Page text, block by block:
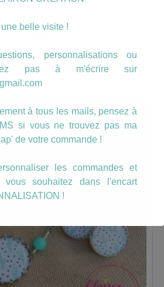
Ananas Noir et Or
AU PANIER
belle visite !
personnalisations ou
pas à m'écrire sur
à tous les mails, pensez à
si vous ne trouvez pas ma
de votre commande !
les commandes et
souhaitez dans l'encart
!